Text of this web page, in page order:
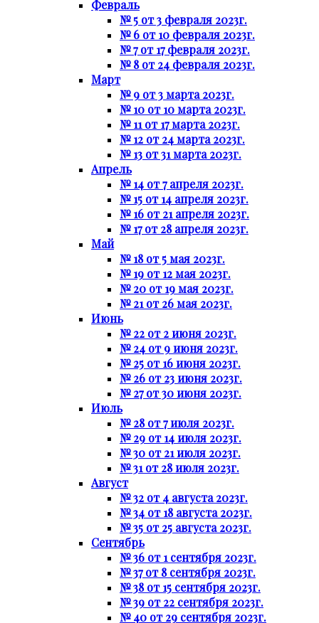
Февраль
№ 5 от 3 февраля 2023г.
№ 6 от 10 февраля 2023г.
№ 7 от 17 февраля 2023г.
№ 8 от 24 февраля 2023г.
Март
№ 9 от 3 марта 2023г.
№ 10 от 10 марта 2023г.
№ 11 от 17 марта 2023г.
№ 12 от 24 марта 2023г.
№ 13 от 31 марта 2023г.
Апрель
№ 14 от 7 апреля 2023г.
№ 15 от 14 апреля 2023г.
№ 16 от 21 апреля 2023г.
№ 17 от 28 апреля 2023г.
Май
№ 18 от 5 мая 2023г.
№ 19 от 12 мая 2023г.
№ 20 от 19 мая 2023г.
№ 21 от 26 мая 2023г.
Июнь
№ 22 от 2 июня 2023г.
№ 24 от 9 июня 2023г.
№ 25 от 16 июня 2023г.
№ 26 от 23 июня 2023г.
№ 27 от 30 июня 2023г.
Июль
№ 28 от 7 июля 2023г.
№ 29 от 14 июля 2023г.
№ 30 от 21 июля 2023г.
№ 31 от 28 июля 2023г.
Август
№ 32 от 4 августа 2023г.
№ 34 от 18 августа 2023г.
№ 35 от 25 августа 2023г.
Сентябрь
№ 36 от 1 сентября 2023г.
№ 37 от 8 сентября 2023г.
№ 38 от 15 сентября 2023г.
№ 39 от 22 сентября 2023г.
№ 40 от 29 сентября 2023г.